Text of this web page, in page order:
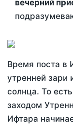
вечерний
Время поста в
утренней зари
солнца. То
заходом
Ифтара